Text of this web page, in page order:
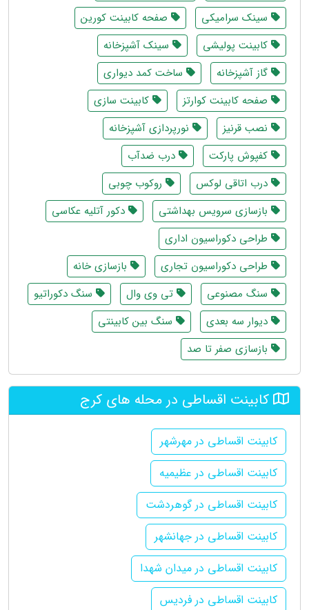
سینک سرامیکی
صفحه کابینت کورین
کابینت پولیشی
سینک آشپزخانه
گاز آشپزخانه
ساخت کمد دیواری
صفحه کابینت کوارتز
کابینت سازی
نصب قرنیز
نورپردازی آشپزخانه
کفپوش پارکت
درب ضدآب
درب اتاقی لوکس
روکوب چوبی
بازسازی سرویس بهداشتی
دکور آتلیه عکاسی
طراحی دکوراسیون اداری
طراحی دکوراسیون تجاری
بازسازی خانه
سنگ مصنوعی
تی وی وال
سنگ دکوراتیو
دیوار سه بعدی
سنگ بین کابینتی
بازسازی صفر تا صد
کابینت اقساطی در محله های کرج
کابینت اقساطی در مهرشهر
کابینت اقساطی در عظیمیه
کابینت اقساطی در گوهردشت
کابینت اقساطی در جهانشهر
کابینت اقساطی در میدان شهدا
کابینت اقساطی در فردیس